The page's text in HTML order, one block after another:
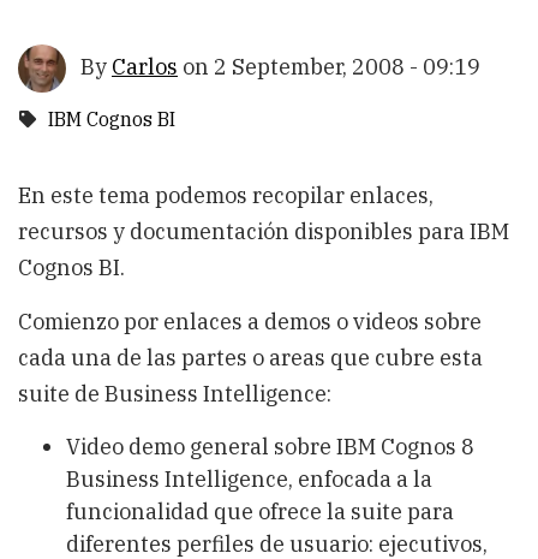
By Carlos on 2 September, 2008 - 09:19
IBM Cognos BI
En este tema podemos recopilar enlaces,
recursos y documentación disponibles para IBM
Cognos BI.
Comienzo por enlaces a demos o videos sobre
cada una de las partes o areas que cubre esta
suite de Business Intelligence:
Video demo general sobre IBM Cognos 8
Business Intelligence, enfocada a la
funcionalidad que ofrece la suite para
diferentes perfiles de usuario: ejecutivos,